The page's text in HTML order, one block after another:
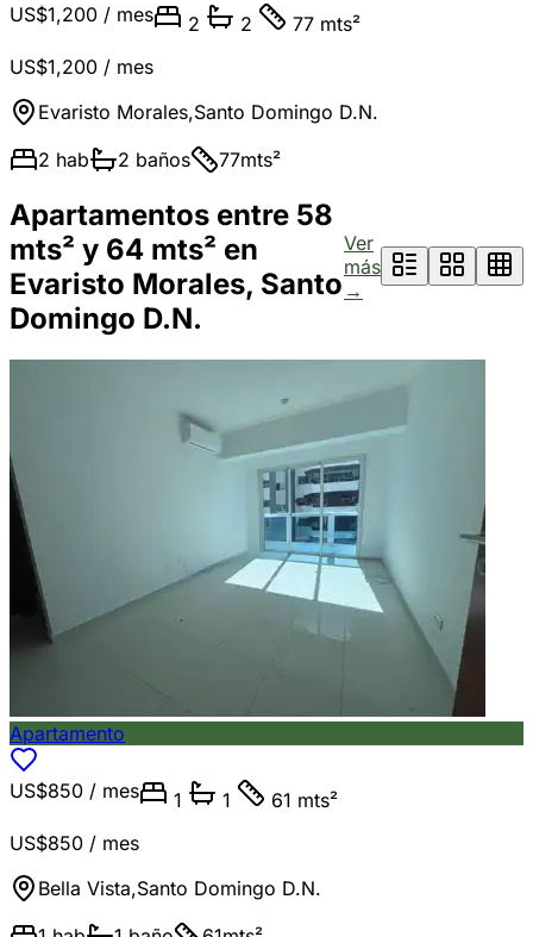
US$1,200 / mes 2 2
77 mts²
US$1,200 / mes
Evaristo Morales,Santo Domingo D.N.
2 hab 2 baños 77mts²
Apartamentos entre 58
mts² y 64 mts² en
Evaristo Morales, Santo
Domingo D.N.
Ver
más
→
Apartamento
US$850 / mes 1 1
61 mts²
US$850 / mes
Bella Vista,Santo Domingo D.N.